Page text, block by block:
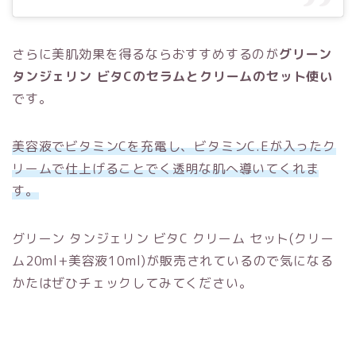
さらに美肌効果を得るならおすすめするのがグリーン
タンジェリン ビタCのセラムとクリームのセット使い
です。
美容液でビタミンCを充電し、ビタミンC.Eが入ったク
リームで仕上げることでく透明な肌へ導いてくれま
す。
グリーン タンジェリン ビタC クリーム セット(クリー
ム20ml+美容液10ml)が販売されているので気になる
かたはぜひチェックしてみてください。